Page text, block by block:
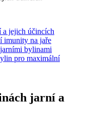
a jejich účincích
imunity na jaře
bylinami
pro maximální
jarní⁤ a